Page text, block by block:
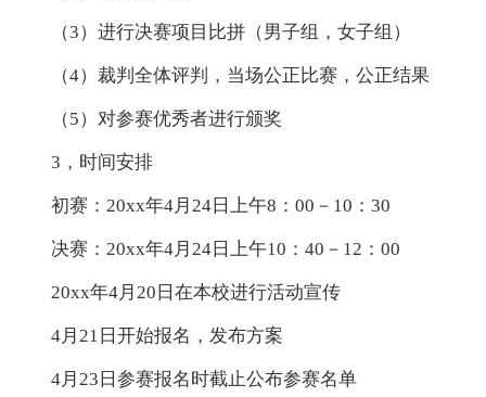
（3）进行决赛项目比拼（男子组，女子组）
（4）裁判全体评判，当场公正比赛，公正结果
（5）对参赛优秀者进行颁奖
3，时间安排
初赛：20xx年4月24日上午8：00－10：30
决赛：20xx年4月24日上午10：40－12：00
20xx年4月20日在本校进行活动宣传
4月21日开始报名，发布方案
4月23日参赛报名时截止公布参赛名单